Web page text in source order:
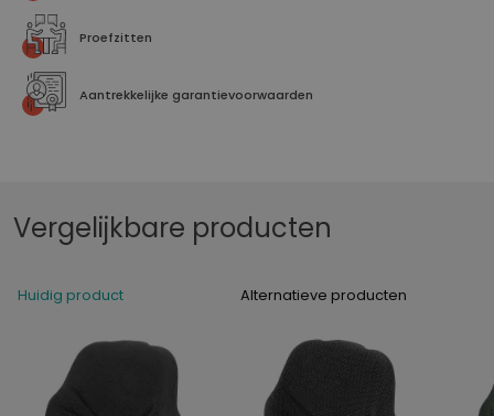
Proefzitten
Aantrekkelijke garantievoorwaarden
Vergelijkbare producten
Huidig product Alternatieve producten